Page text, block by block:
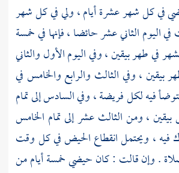
في كل شهر عشرة أيام ، ولي في كل شهر
الثاني عشر حائضا ، فإنها في خمسة
في طهر بيقين ، وفي اليوم الأول والثاني
بيقين ، وفي الثالث والرابع والخامس في
فيه لكل فريضة ، وفي السادس إلى تمام
، ومن الثالث عشر إلى تمام الخامس
، ويحتمل انقطاع الحيض في كل وقت
. وإن قالت : كان حيضي خمسة أيام من